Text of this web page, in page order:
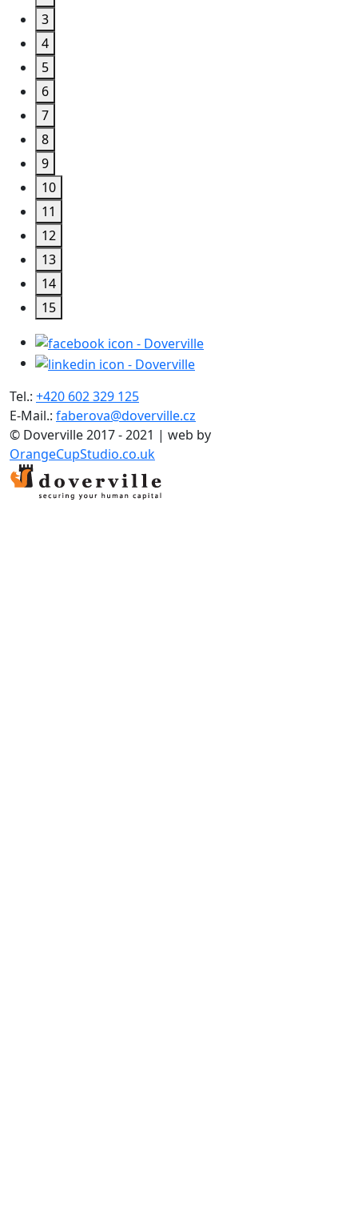
3
4
5
6
7
8
9
10
11
12
13
14
15
Tel.: +420 602 329 125
E-Mail.: faberova@doverville.cz
© Doverville 2017 - 2021 | web by
OrangeCupStudio.co.uk